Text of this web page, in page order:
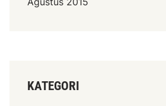
KATEGORI